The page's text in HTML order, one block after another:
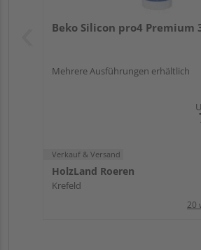
Beko Silicon pro4 Premium
Mehrere Ausführungen erhältlich
Verkauf & Versand
HolzLand Roeren
Krefeld
20